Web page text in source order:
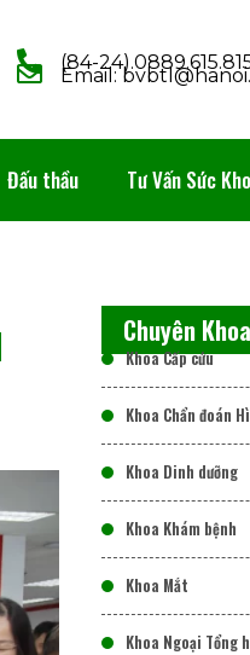
(84-
Email:
Đấu thầu Tư Vấn Sức
Chuyên Khoa
Khoa Cấp cứu
Khoa Chẩn đoán
Khoa Dinh dưỡng
Khoa Khám bệnh
Khoa Mắt
Khoa Ngoại Tổng